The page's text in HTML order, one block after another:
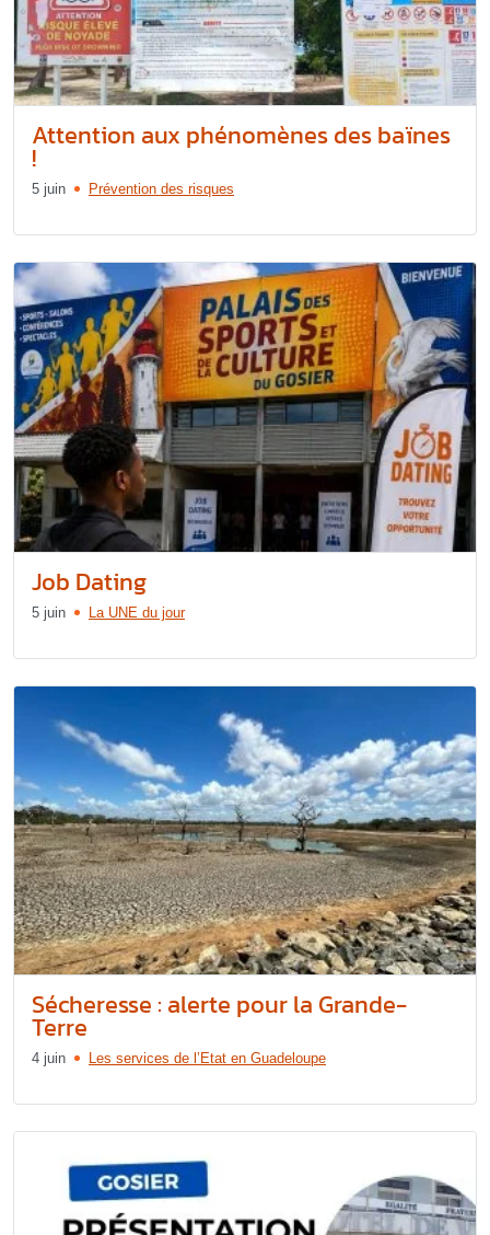
Attention aux phénomènes des baïnes
!
5 juin Prévention des risques
Job Dating
5 juin La UNE du jour
Sécheresse : alerte pour la Grande-
Terre
4 juin Les services de l’Etat en Guadeloupe